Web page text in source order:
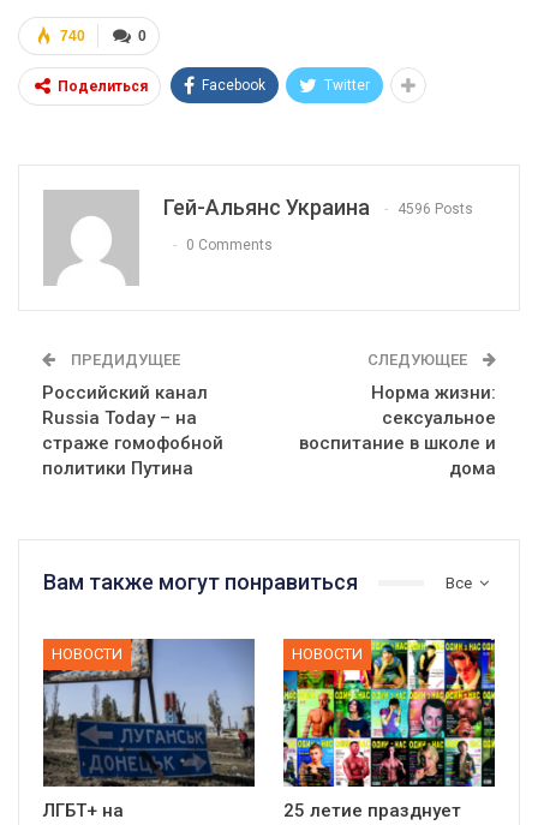
0
740
Поделиться Facebook Twitter
Гей-Альянс Украина 4596 Posts
0 Comments
ПРЕДИДУЩЕЕ
Российский канал
Russia Today – на
страже гомофобной
политики Путина
СЛЕДУЮЩЕЕ
Норма жизни:
сексуальное
воспитание в школе и
дома
Все
Вам также могут понравиться
НОВОСТИ
ЛГБТ+ на
НОВОСТИ
25 летие празднует